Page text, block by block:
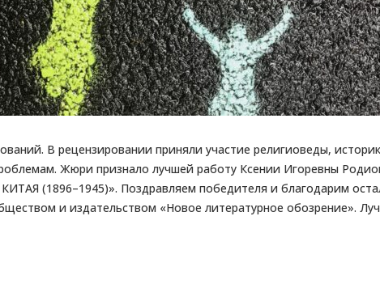
В рецензировании приняли участие религиоведы,
Жюри признало лучшей работу Ксении Игоревны
Поздравляем победителя и благодарим
и издательством «Новое литературное обозрение».